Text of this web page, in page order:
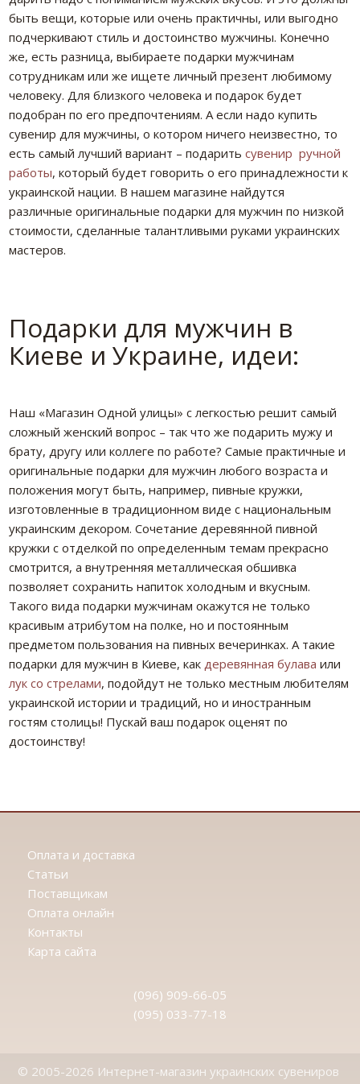
быть вещи, которые или очень практичны, или выгодно
подчеркивают стиль и достоинство мужчины. Конечно
же, есть разница, выбираете подарки мужчинам
сотрудникам или же ищете личный презент любимому
человеку. Для близкого человека и подарок будет
подобран по его предпочтениям. А если надо купить
сувенир для мужчины, о котором ничего неизвестно, то
есть самый лучший вариант – подаритьсувенир ручной
работы, который будет говорить о его принадлежности к
украинской нации. В нашем магазине найдутся
различные оригинальные подарки для мужчин по низкой
стоимости, сделанные талантливыми руками украинских
мастеров.
Подарки для мужчин в
Киеве и Украине, идеи:
Наш «Магазин Одной улицы» с легкостью решит самый
сложный женский вопрос – так что же подарить мужу и
брату, другу или коллеге по работе? Самые практичные и
оригинальные подарки для мужчин любого возраста и
положения могут быть, например, пивные кружки,
изготовленные в традиционном виде с национальным
украинским декором. Сочетание деревянной пивной
кружки с отделкой по определенным темам прекрасно
смотрится, а внутренняя металлическая обшивка
позволяет сохранить напиток холодным и вкусным.
Такого вида подарки мужчинам окажутся не только
красивым атрибутом на полке, но и постоянным
предметом пользования на пивных вечеринках. А такие
подарки для мужчин в Киеве, как деревянная булава или
лук со стрелами, подойдут не только местным любителям
украинской истории и традиций, но и иностранным
гостям столицы! Пускай ваш подарок оценят по
достоинству!
Оплата и доставка
Статьи
Поставщикам
Оплата онлайн
Контакты
Карта сайта
(096) 909-66-05
(095) 033-77-18
© 2005-2026 Интернет-магазин украинских сувениров